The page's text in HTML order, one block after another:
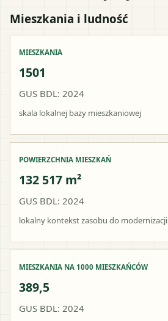
Mieszkania i ludność
MIESZKANIA
1501
GUS BDL: 2024
skala lokalnej bazy mieszkaniowej
POWIERZCHNIA MIESZKAŃ
132 517 m²
GUS BDL: 2024
lokalny kontekst zasobu do modernizacji
MIESZKANIA NA 1000 MIESZKAŃCÓW
389,5
GUS BDL: 2024